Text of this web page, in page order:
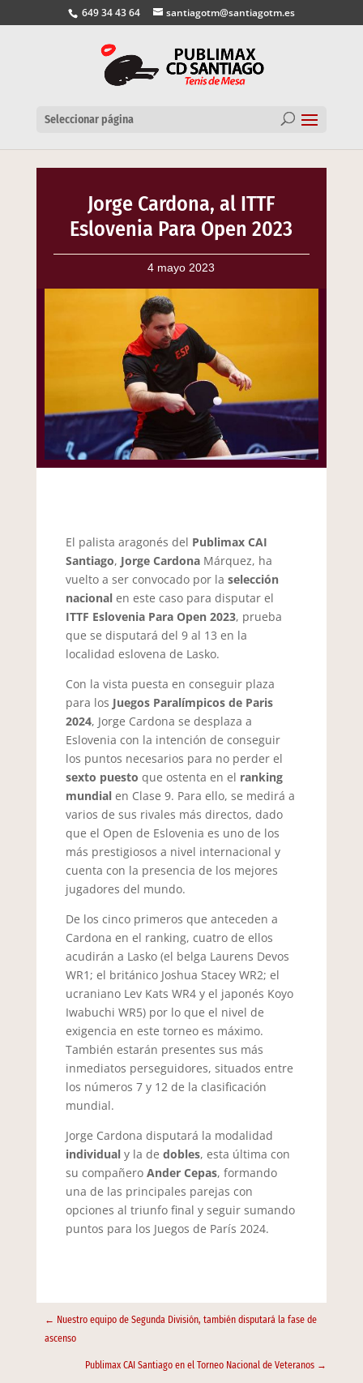
649 34 43 64 santiagotm@santiagotm.es
Seleccionar página
Jorge Cardona, al ITTF
Eslovenia Para Open 2023
4 mayo 2023
El palista aragonés del Publimax CAI
Santiago, Jorge CardonaMárquez, ha
vuelto a ser convocado por la selección
nacionalen este caso para disputar el
ITTF Eslovenia Para Open 2023, prueba
que se disputará del 9 al 13 en la
localidad eslovena de Lasko.
Con la vista puesta en conseguir plaza
para los Juegos Paralímpicos de Paris
2024, Jorge Cardona se desplaza a
Eslovenia con la intención de conseguir
los puntos necesarios para no perder el
sexto puesto que ostenta en el ranking
mundialen Clase 9. Para ello, se medirá a
varios de sus rivales más directos, dado
que el Open de Eslovenia es uno de los
más prestigiosos a nivel internacional y
cuenta con la presencia de los mejores
jugadores del mundo.
De los cinco primeros que anteceden a
Cardona en el ranking, cuatro de ellos
acudirán a Lasko (el belga Laurens Devos
WR1; el británico Joshua Stacey WR2; el
ucraniano Lev Kats WR4 y el japonés Koyo
Iwabuchi WR5) por lo que el nivel de
exigencia en este torneo es máximo.
También estarán presentes sus más
inmediatos perseguidores, situados entre
los números 7 y 12 de la clasificación
mundial.
Jorge Cardona disputará la modalidad
individualy la de dobles, esta última con
su compañero Ander Cepas, formando
una de las principales parejas con
opciones al triunfo final y seguir sumando
puntos para los Juegos de París 2024.​
← Nuestro equipo de Segunda División, también disputará la fase de
ascenso
Publimax CAI Santiago en el Torneo Nacional de Veteranos →